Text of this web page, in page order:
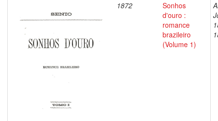
1872
Sonhos
d'ouro :
romance
brazileiro
(Volume 1)